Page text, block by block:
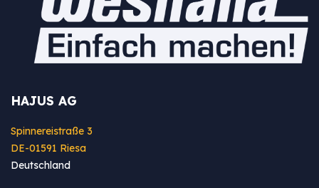
HAJUS AG
Spinnereistraße 3
DE-01591 Riesa
Deutschland